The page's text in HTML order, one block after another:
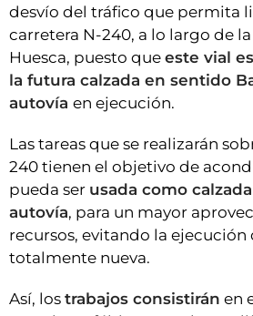
desvío del tráfico que permita
carretera N-240, a lo largo de
Huesca, puesto que este vial
la futura calzada en sentido
autovía en ejecución.
Las tareas que se realizarán
240 tienen el objetivo de
pueda ser usada como
autovía, para un mayor
recursos, evitando la ejecución
totalmente nueva.
Así, los trabajos consistirán en